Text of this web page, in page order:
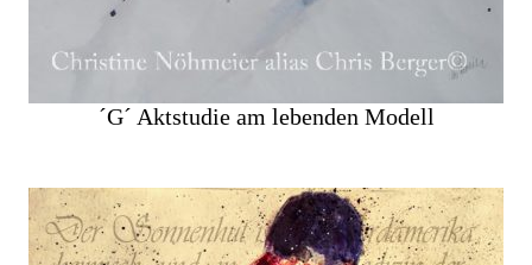
´G´ Aktstudie am lebenden Modell